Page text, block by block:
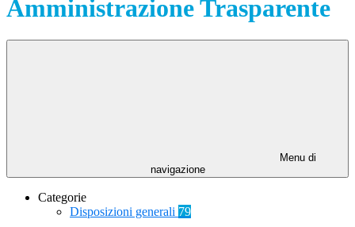
Amministrazione Trasparente
Menu di
navigazione
Categorie
Disposizioni generali 79